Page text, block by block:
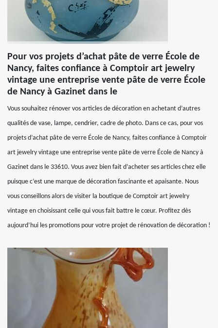
Pour vos projets d’achat pâte de verre École de
Nancy, faites confiance à Comptoir art jewelry
vintage une entreprise vente pâte de verre École
de Nancy à Gazinet dans le
Vous souhaitez rénover vos articles de décoration en achetant d’autres
qualités de vase, lampe, cendrier, cadre de photo. Dans ce cas, pour vos
projets d’achat pâte de verre École de Nancy, faites confiance à Comptoir
art jewelry vintage une entreprise vente pâte de verre École de Nancy à
Gazinet dans le 33610. Vous avez bien fait d’acheter ses articles chez elle
puisque c’est une marque de décoration fascinante et apaisante. Nous
vous conseillons alors de visiter la boutique de Comptoir art jewelry
vintage en choisissant celle qui vous fait battre le cœur. Profitez dès
aujourd’hui les promotions pour votre projet de rénovation de décoration !